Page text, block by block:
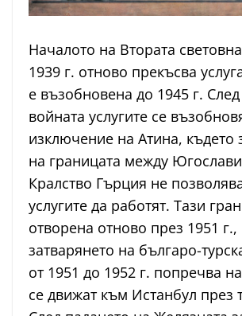
Началото на Втората
1939 г. отново прекъсва
е възобновена до 1945 г.
войната услугите се
изключение на Атина, където
на границата между
Кралство Гърция не
услугите да работят. Тази
отворена отново през 1951 г.,
затварянето на българо-
от 1951 до 1952 г. попречва
се движат към Истанбул през